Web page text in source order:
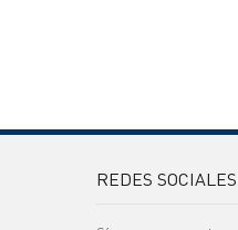
REDES SOCIALES